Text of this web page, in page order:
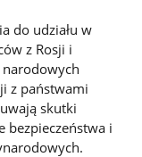
do udziału w
z Rosji i
z państwami
skutki
i